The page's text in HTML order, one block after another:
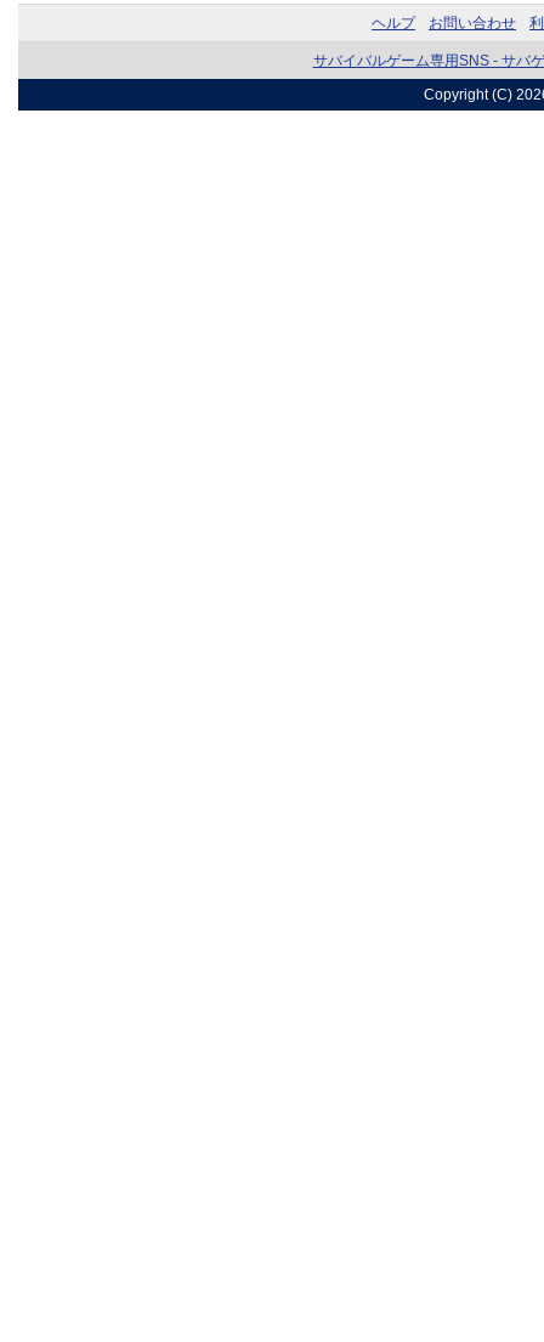
ヘルプ お問い合わせ
サバイバルゲーム専用SNS - サバ
Copyright (C)